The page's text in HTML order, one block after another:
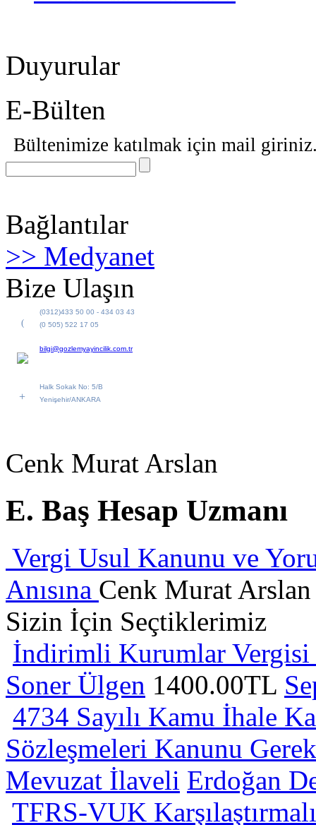
Duyurular
E-Bülten
Bültenimize katılmak için mail
Bağlantılar
>> Medyanet
Bize Ulaşın
(
(0312)433 50 00 - 434 03 43
(0 505) 522 17 05
bilgi@gozlemyayincilik.com.tr
+
Halk Sokak No: 5/B
Yenişehir/ANKARA
Cenk Murat Arslan
E. Baş Hesap Uzmanı
Vergi Usul Kanunu ve
Anısına Cenk Murat
Sizin İçin Seçtiklerimiz
İndirimli Kurumlar Vergisi
Soner Ülgen 1400.00TL
4734 Sayılı Kamu İhale
Sözleşmeleri Kanunu
Mevuzat İlaveli Erdoğan
TFRS-VUK